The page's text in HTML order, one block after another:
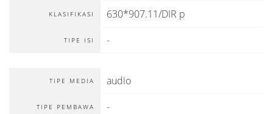
KLASIFIKASI 630*907.11/DIR p
TIPE ISI -
TIPE MEDIA audio
TIPE PEMBAWA -